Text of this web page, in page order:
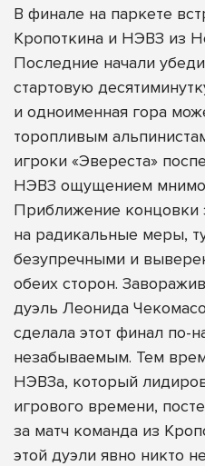
В финале на паркете
Кропоткина и НЭВЗ из
Последние начали
стартовую
и одноименная гора
торопливым
игроки «Эвереста»
НЭВЗ ощущением
Приближение концовки
на радикальные меры,
безупречными и
обеих сторон.
дуэль Леонида
сделала этот финал по-
незабываемым. Тем
НЭВЗа, который
игрового времени,
за матч команда из
этой дуэли явно никто